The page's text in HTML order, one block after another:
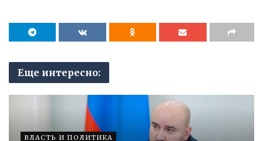
Еще интересно:
ВЛАСТЬ И ПОЛИТИКА